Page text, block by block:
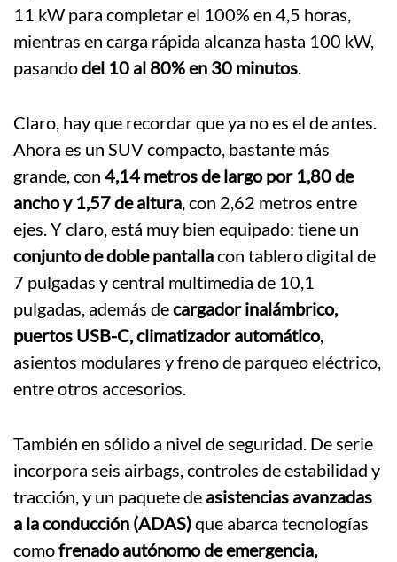
11 kW para completar el 100% en 4,5 horas,
mientras en carga rápida alcanza hasta 100 kW,
pasandodel 10 al 80% en 30 minutos.
Claro, hay que recordar que ya no es el de antes.
Ahora es un SUV compacto, bastante más
grande, con 4,14 metros de largo por 1,80 de
ancho y 1,57 de altura, con 2,62 metros entre
ejes. Y claro, está muy bien equipado: tiene un
conjunto de doble pantallacon tablero digital de
7 pulgadas y central multimedia de 10,1
pulgadas, además decargador inalámbrico,
puertos USB-C, climatizador automático,
asientos modulares y freno de parqueo eléctrico,
entre otros accesorios.
También en sólido a nivel de seguridad. De serie
incorpora seis airbags, controles de estabilidad y
tracción, y un paquete de asistencias avanzadas
a la conducción (ADAS)que abarca tecnologías
comofrenado autónomo de emergencia,